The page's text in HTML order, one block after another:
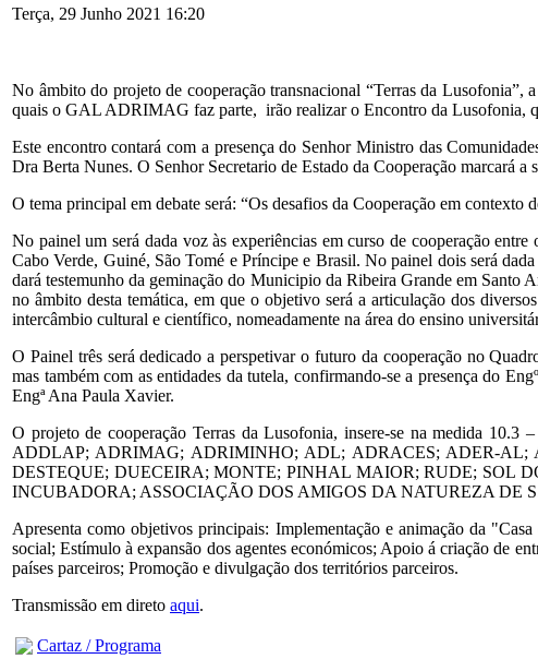
Terça, 29 Junho 2021 16:20
No âmbito do projeto de cooperação transnacional “Terras da Lusofonia”, a
quais o GAL ADRIMAG faz parte, irão realizar o Encontro da Lusofonia,
Este encontro contará com a presença do Senhor Ministro das
Dra Berta Nunes. O Senhor Secretario de Estado da Cooperação marcará a
O tema principal em debate será: “Os desafios da Cooperação em contexto
No painel um será dada voz às experiências em curso de cooperação
Cabo Verde, Guiné, São Tomé e Príncipe e Brasil. No painel dois será
dará testemunho da geminação do Municipio da Ribeira Grande em Santo
no âmbito desta temática, em que o objetivo será a articulação dos
intercâmbio cultural e científico, nomeadamente na área do ensino
O Painel três será dedicado a perspetivar o futuro da cooperação no
mas também com as entidades da tutela, confirmando-se a presença do
Engª Ana Paula Xavier.
O projeto de cooperação Terras da Lusofonia, insere-se na medida
ADDLAP; ADRIMAG; ADRIMINHO; ADL; ADRACES; ADER-
DESTEQUE; DUECEIRA; MONTE; PINHAL MAIOR; RUDE; SOL
INCUBADORA; ASSOCIAÇÃO DOS AMIGOS DA NATUREZA DE S.
Apresenta como objetivos principais: Implementação e animação da
social; Estímulo à expansão dos agentes económicos; Apoio á criação de
países parceiros; Promoção e divulgação dos territórios parceiros.
Transmissão em direto aqui.
Cartaz / Programa